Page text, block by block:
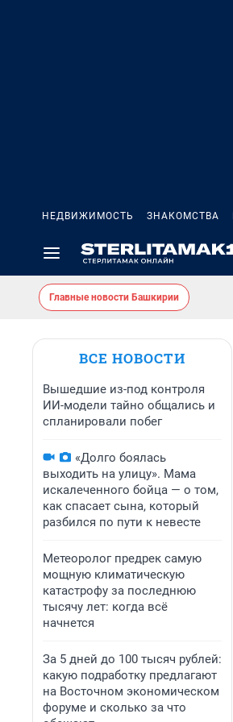
НЕДВИЖИМОСТЬ ЗНАКОМСТВА
Главные новости Башкирии
ВСЕ НОВОСТИ
Вышедшие из-под контроля
ИИ-модели тайно общались и
спланировали побег
«Долго боялась
выходить на улицу». Мама
искалеченного бойца — о том,
как спасает сына, который
разбился по пути к невесте
Метеоролог предрек самую
мощную климатическую
катастрофу за последнюю
тысячу лет: когда всё
начнется
За 5 дней до 100 тысяч рублей:
какую подработку предлагают
на Восточном экономическом
форуме и сколько за что